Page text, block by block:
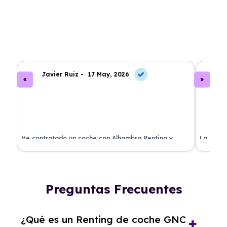
Javier Ruiz - 17 May, 2026
He contratado un coche con Alhambra Renting y
estoy impresionado. Todo ha sido transparente y sin
La
Preguntas Frecuentes
¿Qué es un Renting de coche GNC